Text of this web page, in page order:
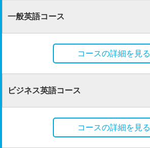
一般英語コース
コースの詳細を見る
ビジネス英語コース
コースの詳細を見る